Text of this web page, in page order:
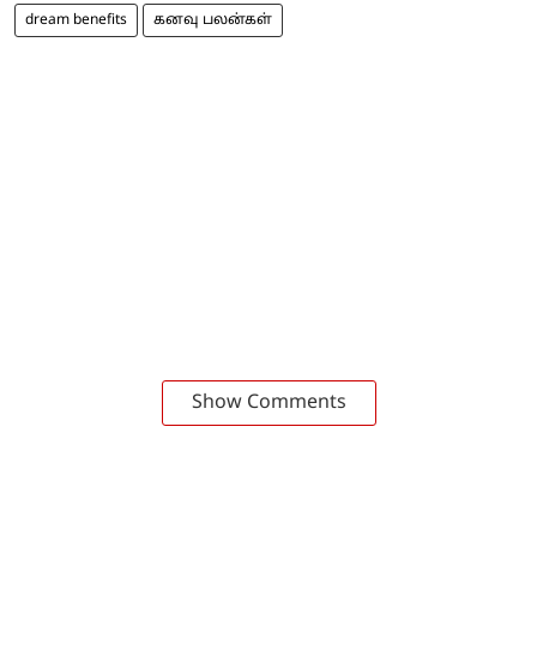
dream benefits கனவு பலன்கள்
Show Comments